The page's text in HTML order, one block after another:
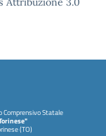
Statale
(TO)